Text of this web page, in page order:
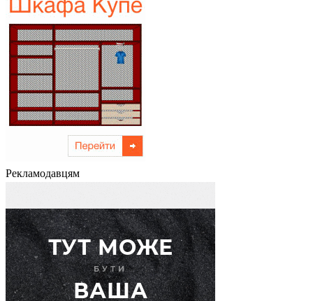
Рекламодавцям